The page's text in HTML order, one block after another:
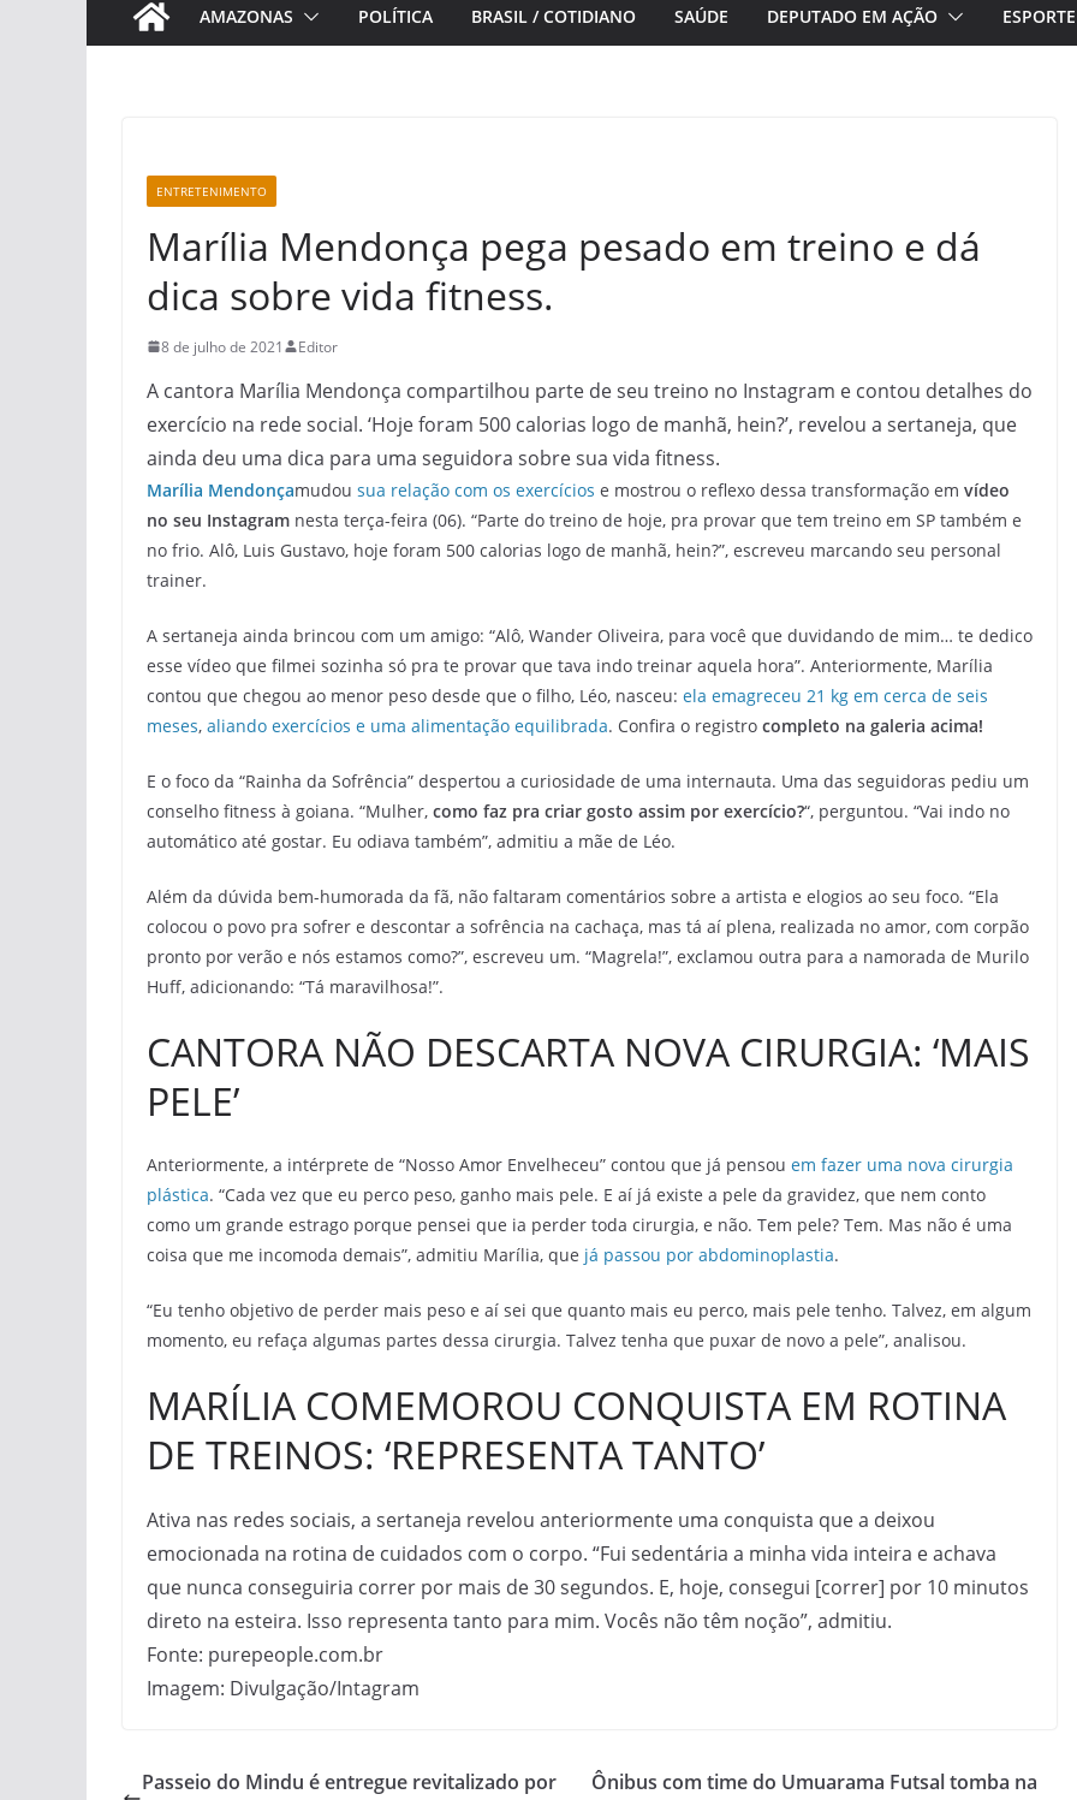
AMAZONAS POLÍTICA BRASIL / COTIDIANO SAÚDE DEPUTADO EM AÇÃO ESPORTE
ENTRETENIMENTO
Marília Mendonça pega pesado em treino e dá
dica sobre vida fitness.
8 de julho de 2021 Editor
A cantora Marília Mendonça compartilhou parte de seu treino no Instagram e contou detalhes do
exercício na rede social. ‘Hoje foram 500 calorias logo de manhã, hein?’, revelou a sertaneja, que
ainda deu uma dica para uma seguidora sobre sua vida fitness.
Marília Mendonçamudou sua relação com os exercícios e mostrou o reflexo dessa transformação em vídeo
no seu Instagram nesta terça-feira (06). “Parte do treino de hoje, pra provar que tem treino em SP também e
no frio. Alô, Luis Gustavo, hoje foram 500 calorias logo de manhã, hein?”, escreveu marcando seu personal
trainer.
A sertaneja ainda brincou com um amigo: “Alô, Wander Oliveira, para você que duvidando de mim… te dedico
esse vídeo que filmei sozinha só pra te provar que tava indo treinar aquela hora”. Anteriormente, Marília
contou que chegou ao menor peso desde que o filho, Léo, nasceu: ela emagreceu 21 kg em cerca de seis
meses, aliando exercícios e uma alimentação equilibrada. Confira o registro completo na galeria acima!
E o foco da “Rainha da Sofrência” despertou a curiosidade de uma internauta. Uma das seguidoras pediu um
conselho fitness à goiana. “Mulher, como faz pra criar gosto assim por exercício?“, perguntou. “Vai indo no
automático até gostar. Eu odiava também”, admitiu a mãe de Léo.
Além da dúvida bem-humorada da fã, não faltaram comentários sobre a artista e elogios ao seu foco. “Ela
colocou o povo pra sofrer e descontar a sofrência na cachaça, mas tá aí plena, realizada no amor, com corpão
pronto por verão e nós estamos como?”, escreveu um. “Magrela!”, exclamou outra para a namorada de Murilo
Huff, adicionando: “Tá maravilhosa!”.
CANTORA NÃO DESCARTA NOVA CIRURGIA: ‘MAIS
PELE’
Anteriormente, a intérprete de “Nosso Amor Envelheceu” contou que já pensou em fazer uma nova cirurgia
plástica. “Cada vez que eu perco peso, ganho mais pele. E aí já existe a pele da gravidez, que nem conto
como um grande estrago porque pensei que ia perder toda cirurgia, e não. Tem pele? Tem. Mas não é uma
coisa que me incomoda demais”, admitiu Marília, que já passou por abdominoplastia.
“Eu tenho objetivo de perder mais peso e aí sei que quanto mais eu perco, mais pele tenho. Talvez, em algum
momento, eu refaça algumas partes dessa cirurgia. Talvez tenha que puxar de novo a pele”, analisou.
MARÍLIA COMEMOROU CONQUISTA EM ROTINA
DE TREINOS: ‘REPRESENTA TANTO’
Ativa nas redes sociais, a sertaneja revelou anteriormente uma conquista que a deixou
emocionada na rotina de cuidados com o corpo. “Fui sedentária a minha vida inteira e achava
que nunca conseguiria correr por mais de 30 segundos. E, hoje, consegui [correr] por 10 minutos
direto na esteira. Isso representa tanto para mim. Vocês não têm noção”, admitiu.
Fonte: purepeople.com.br
Imagem: Divulgação/Intagram
Passeio do Mindu é entregue revitalizado por
Ônibus com time do Umuarama Futsal tomba na